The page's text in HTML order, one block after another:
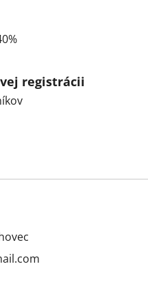
registrácii